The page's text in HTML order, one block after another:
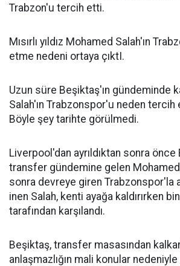
Trabzon'u tercih etti.
Mısırlı yıldız Mohamed Salah'ın
etme nedeni ortaya çıktI.
Uzun süre Beşiktaş'ın gündeminde
Salah'ın Trabzonspor'u neden tercih
Böyle şey tarihte görülmedi.
Liverpool'dan ayrıldıktan sonra önce
transfer gündemine gelen Mohamed
sonra devreye giren Trabzonspor'la
inen Salah, kenti ayağa kaldırırken
tarafından karşılandı.
Beşiktaş, transfer masasından
anlaşmazlığın mali konular nedeniyle